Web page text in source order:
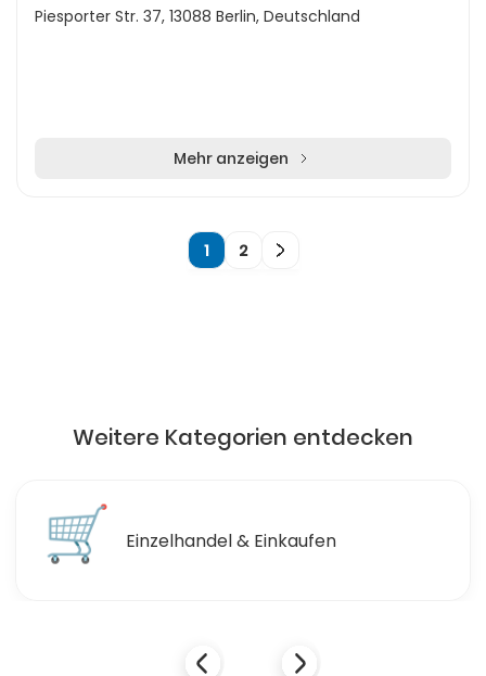
Piesporter Str. 37, 13088 Berlin, Deutschland
Mehr anzeigen
1 2
Weitere Kategorien entdecken
🛒 Einzelhandel & Einkaufen